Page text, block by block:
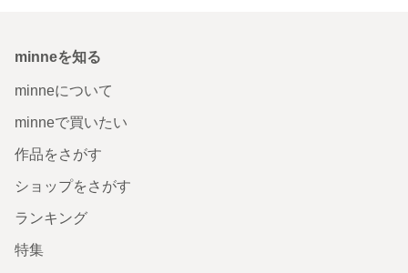
minneを知る
minneについて
minneで買いたい
作品をさがす
ショップをさがす
ランキング
特集